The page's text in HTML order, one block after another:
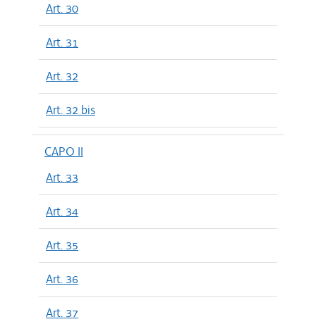
Art. 30
Art. 31
Art. 32
Art. 32 bis
CAPO II
Art. 33
Art. 34
Art. 35
Art. 36
Art. 37